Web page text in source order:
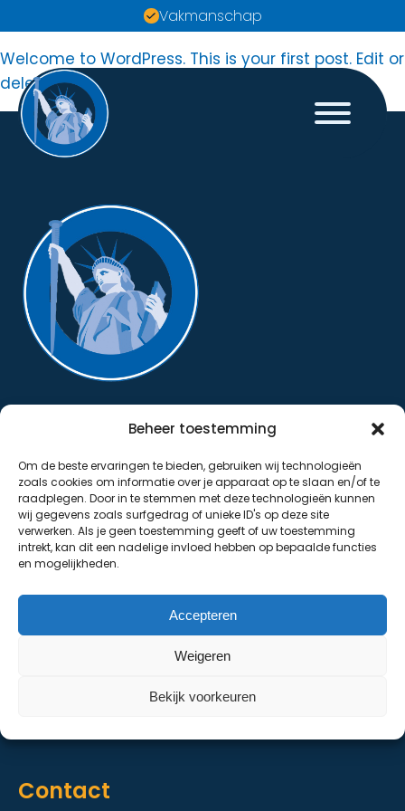
Beheer toestemming
Om de beste ervaringen te bieden, gebruiken wij technologieën
zoals cookies om informatie over je apparaat op te slaan en/of te
raadplegen. Door in te stemmen met deze technologieën kunnen
wij gegevens zoals surfgedrag of unieke ID's op deze site
verwerken. Als je geen toestemming geeft of uw toestemming
intrekt, kan dit een nadelige invloed hebben op bepaalde functies
en mogelijkheden.
Accepteren
Weigeren
Bekijk voorkeuren
Vakmanschap
Welcome to WordPress. This is your first post. Edit or
delete it, then start writing!
De Strandhoeve
De Grondhoeve
Over ons
Diensten
Kelder en staalbouw
Herstelmethodieken
Intranet
Contact